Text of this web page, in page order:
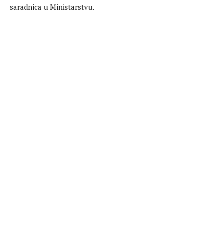
saradnica u Ministarstvu.